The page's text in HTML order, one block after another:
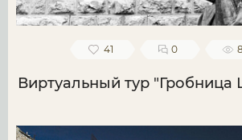
41 0
Виртуальный тур "Гробница